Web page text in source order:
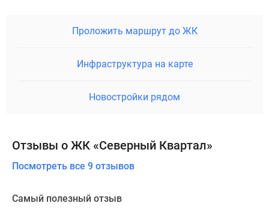
Проложить маршрут до ЖК
Инфраструктура на карте
Новостройки рядом
Отзывы о ЖК «Северный Квартал»
Посмотреть все 9 отзывов
Самый полезный отзыв